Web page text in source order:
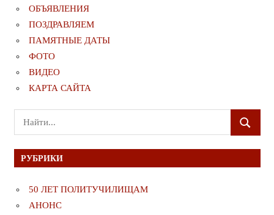
ОБЪЯВЛЕНИЯ
ПОЗДРАВЛЯЕМ
ПАМЯТНЫЕ ДАТЫ
ФОТО
ВИДЕО
КАРТА САЙТА
Поиск
для:
ПОИСК
РУБРИКИ
50 ЛЕТ ПОЛИТУЧИЛИЩАМ
АНОНС